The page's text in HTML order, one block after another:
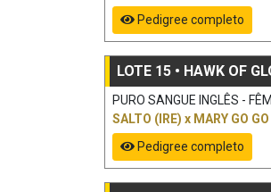
Pedigree completo
LOTE 15 • HAWK OF
PURO SANGUE INGLÊS -
SALTO (IRE) x MARY GO
Pedigree completo